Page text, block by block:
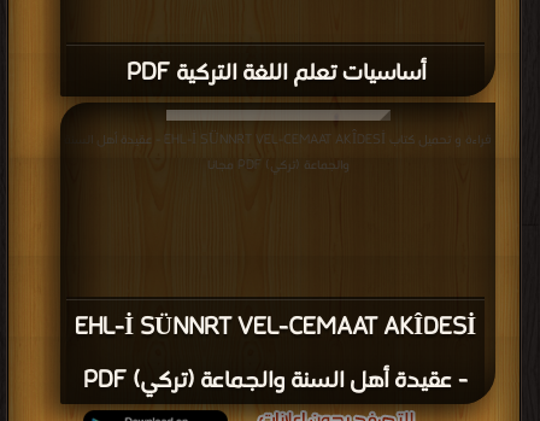
أساسيات تعلم اللغة التركية PDF
EHL-İ SÜNNRT VEL-CEMAAT AKÎDESİ
- عقيدة أهل السنة والجماعة (تركي) PDF
قراءة و تحميل كتاب EHL-İ SÜNNRT VEL-CEMAAT AKÎDESİ - عقيدة أهل السنة
والجماعة (تركي) PDF مجانا